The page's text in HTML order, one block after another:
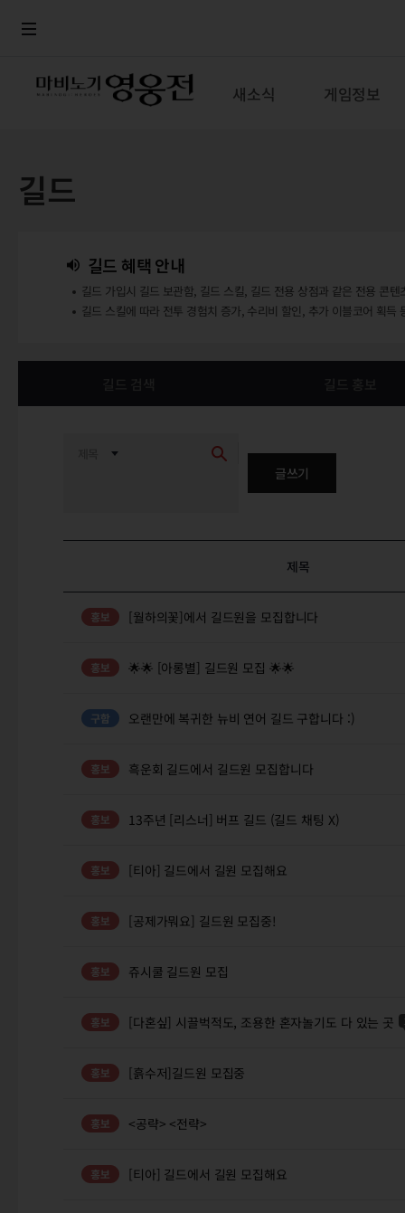
새소식 게임정보
길드
길드 혜택 안내
길드 가입시 길드 보관함, 길드 스킬, 길드 전용 상점과 같은 전용 콘
길드 스킬에 따라 전투 경험치 증가, 수리비 할인, 추가 이블코어 획득
글쓰기
제목
[월하의꽃]에서 길드원을 모집합니다
🌟🌟 [아롱별] 길드원 모집 🌟🌟
오랜만에 복귀한 뉴비 연어 길드 구합니다 :)
흑운회 길드에서 길드원 모집합니다
13주년 [리스너] 버프 길드 (길드 채팅 X)
[티아] 길드에서 길원 모집해요
[공제가뭐요] 길드원 모집중!
쥬시쿨 길드원 모집
[다혼싶] 시끌벅적도, 조용한 혼자놀기도 다 있는 곳
[흙수저]길드원 모집중
<공략> <전략>
[티아] 길드에서 길원 모집해요